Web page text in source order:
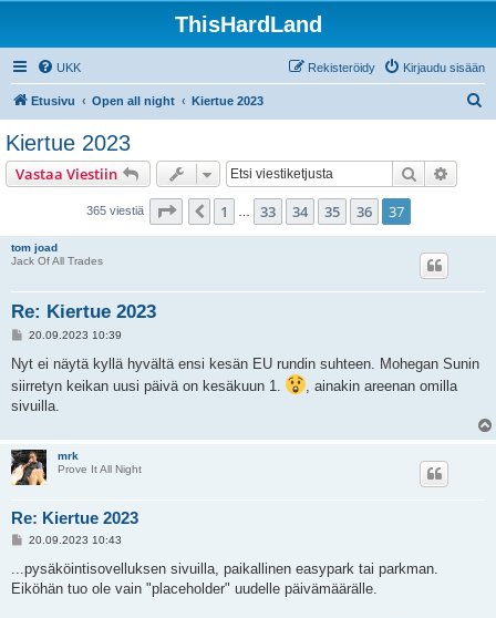
ThisHardLand
UKK Kirjaudu sisään
Rekisteröidy
Etusivu Open all night Kiertue 2023
Kiertue 2023
Vastaa Viestiin Etsi
365 viestiä Sivu 37/ 37
Edellinen
1 33 34 35 36 37
tom joad
Jack Of All Trades
Re: Kiertue 2023
V
e
s
t
20.09.2023 10:39
Nyt ei näytä kyllä hyvältä ensi kesän EU rundin suhteen. Mohegan Sunin
siirretyn keikan uusi päivä on kesäkuun 1.
, ainakin areenan omilla
sivuilla.
mrk
Prove It All Night
Re: Kiertue 2023
V
e
s
t
20.09.2023 10:43
...pysäköintisovelluksen sivuilla, paikallinen easypark tai parkman.
Eiköhän tuo ole vain "placeholder" uudelle päivämäärälle.